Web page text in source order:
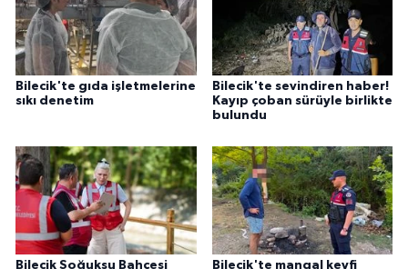
Bilecik'te gıda işletmelerine
sıkı denetim
Bilecik'te sevindiren haber!
Kayıp çoban sürüyle birlikte
bulundu
Bilecik Soğuksu Bahçesi
Bilecik'te mangal keyfi